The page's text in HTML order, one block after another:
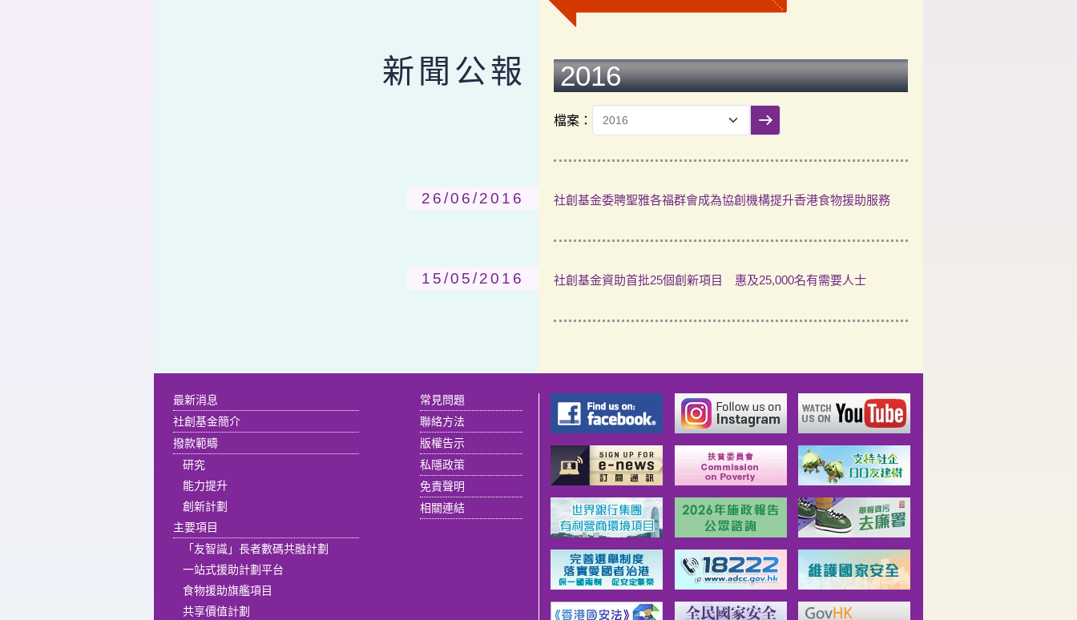
新聞公報 2016
檔案：
26/06/2016 社創基金委聘聖雅各福群會成為協創機構提升香港食物援助服務
15/05/2016 社創基金資助首批25個創新項目 惠及25,000名有需要人士
最新消息
社創基金簡介
撥款範疇
研究
能力提升
創新計劃
主要項目
「友智識」長者數碼共融計劃
一站式援助計劃平台
食物援助旗艦項目
共享價值計劃
常見問題
聯絡方法
版權告示
私隱政策
免責聲明
相關連結